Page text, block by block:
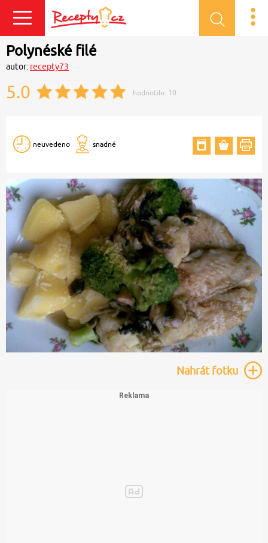
Přihlásit se
Polynéské filé
autor: recepty73
5.0 hodnotilo: 10
neuvedeno snadné
Nahrátfotku